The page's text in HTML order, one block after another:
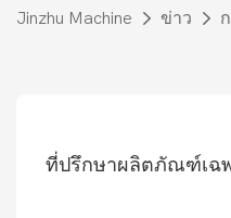
Jinzhu Machine ข่าว
ที่ปรึกษาผลิตภัณฑ์เฉพ